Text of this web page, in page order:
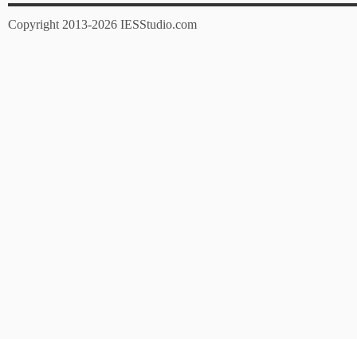
Copyright 2013-2026 IESStudio.com